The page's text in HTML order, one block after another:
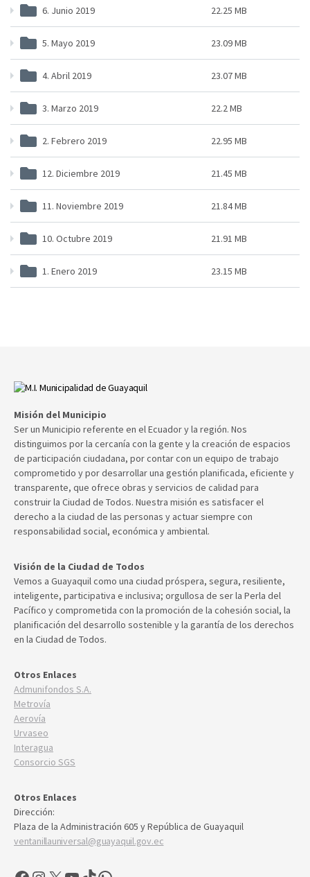
6. Junio 2019 22.25 MB
5. Mayo 2019 23.09 MB
4. Abril 2019 23.07 MB
3. Marzo 2019 22.2 MB
2. Febrero 2019 22.95 MB
12. Diciembre 2019 21.45 MB
11. Noviembre 2019 21.84 MB
10. Octubre 2019 21.91 MB
1. Enero 2019 23.15 MB
Misión del Municipio
Ser un Municipio referente en el Ecuador y la región. Nos
distinguimos por la cercanía con la gente y la creación de espacios
de participación ciudadana, por contar con un equipo de trabajo
comprometido y por desarrollar una gestión planificada, eficiente y
transparente, que ofrece obras y servicios de calidad para
construir la Ciudad de Todos. Nuestra misión es satisfacer el
derecho a la ciudad de las personas y actuar siempre con
responsabilidad social, económica y ambiental.
Visión de la Ciudad de Todos
Vemos a Guayaquil como una ciudad próspera, segura, resiliente,
inteligente, participativa e inclusiva; orgullosa de ser la Perla del
Pacífico y comprometida con la promoción de la cohesión social, la
planificación del desarrollo sostenible y la garantía de los derechos
en la Ciudad de Todos.
Otros Enlaces
Admunifondos S.A.
Metrovía
Aerovía
Urvaseo
Interagua
Consorcio SGS
Otros Enlaces
Dirección:
Plaza de la Administración 605 y República de Guayaquil
ventanillauniversal@guayaquil.gov.ec